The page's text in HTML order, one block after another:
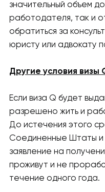
значительный объем
работодателя, так и
обратиться за
юристу или адвокату
Другие условия визы
Если виза Q будет
разрешено жить и
До истечения этого
Соединенные Штаты и
заявление на
проживут и не
течение одного года.